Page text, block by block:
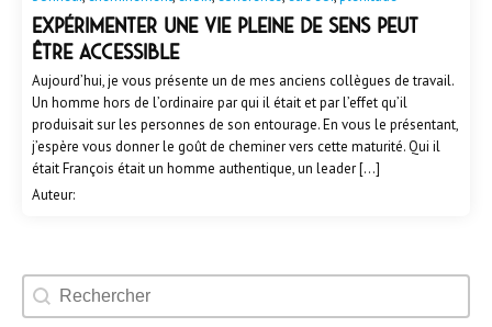
Expérimenter une vie pleine de sens peut
être accessible
Aujourd’hui, je vous présente un de mes anciens collègues de travail.
Un homme hors de l’ordinaire par qui il était et par l’effet qu’il
produisait sur les personnes de son entourage. En vous le présentant,
j’espère vous donner le goût de cheminer vers cette maturité. Qui il
était François était un homme authentique, un leader […]
Auteur:
Rechercher un évènement